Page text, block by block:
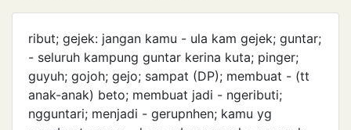
ribut; gejek: jangan kamu - ula kam gejek; guntar;
- seluruh kampung guntar kerina kuta; pinger;
guyuh; gojoh; gejo; sampat (DP); membuat - (tt
anak-anak) beto; membuat jadi - ngeributi;
ngguntari; menjadi - gerupnhen; kamu yg